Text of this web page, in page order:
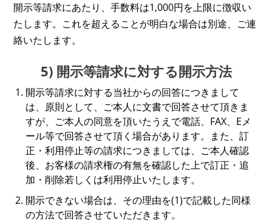
開示等請求にあたり、手数料は1,000円を上限に徴収い
たします。これを超えることが明白な場合は別途、ご連
絡いたします。
5) 開示等請求に対する開示方法
開示等請求に対する当社からの回答につきまして
は、原則として、ご本人に文書で回答させて頂きま
すが、ご本人の同意を頂いたうえで電話、FAX、Eメ
ール等で回答させて頂く場合があります。また、訂
正・利用停止等の請求につきましては、ご本人確認
後、お客様の請求権の有無を確認した上で訂正・追
加・削除若しくは利用停止いたします。
開示できない場合は、その理由を(1)で記載した同様
の方法で回答させていただきます。